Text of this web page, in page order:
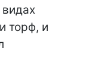
видах
торф, и